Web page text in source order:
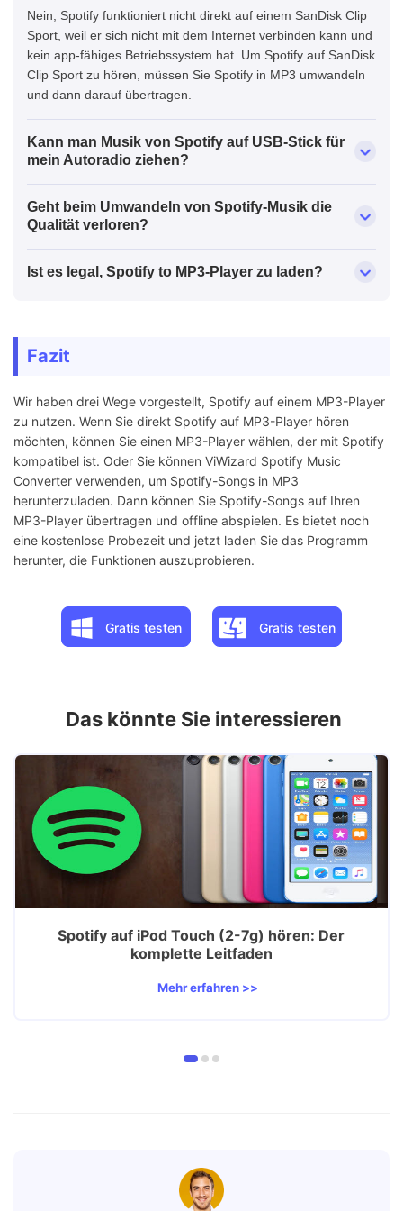
Nein, Spotify funktioniert nicht direkt auf einem SanDisk Clip
Sport, weil er sich nicht mit dem Internet verbinden kann und
kein app-fähiges Betriebssystem hat. Um Spotify auf SanDisk
Clip Sport zu hören, müssen Sie Spotify in MP3 umwandeln
und dann darauf übertragen.
Kann man Musik von Spotify auf USB-Stick für
mein Autoradio ziehen?
Geht beim Umwandeln von Spotify-Musik die
Qualität verloren?
Ist es legal, Spotify to MP3-Player zu laden?
Fazit
Wir haben drei Wege vorgestellt, Spotify auf einem MP3-Player
zu nutzen. Wenn Sie direkt Spotify auf MP3-Player hören
möchten, können Sie einen MP3-Player wählen, der mit Spotify
kompatibel ist. Oder Sie können ViWizard Spotify Music
Converter verwenden, um Spotify-Songs in MP3
herunterzuladen. Dann können Sie Spotify-Songs auf Ihren
MP3-Player übertragen und offline abspielen. Es bietet noch
eine kostenlose Probezeit und jetzt laden Sie das Programm
herunter, die Funktionen auszuprobieren.
Gratis testen Gratis testen
Das könnte Sie interessieren
Spotify auf iPod Touch (2-7g) hören: Der
komplette Leitfaden
Mehr erfahren >>